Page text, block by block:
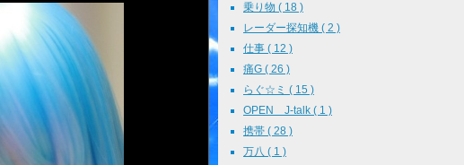
乗り物 ( 18 )
レーダー探知機 ( 2 )
仕事 ( 12 )
痛G ( 26 )
らぐ☆ミ ( 15 )
OPEN J-talk ( 1 )
携帯 ( 28 )
万八 ( 1 )